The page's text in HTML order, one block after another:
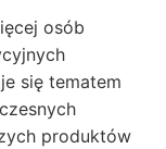
osób
się tematem
produktów